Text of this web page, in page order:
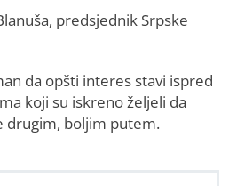
predsjednik Srpske
da opšti interes stavi ispred
koji su iskreno željeli da
drugim, boljim putem.